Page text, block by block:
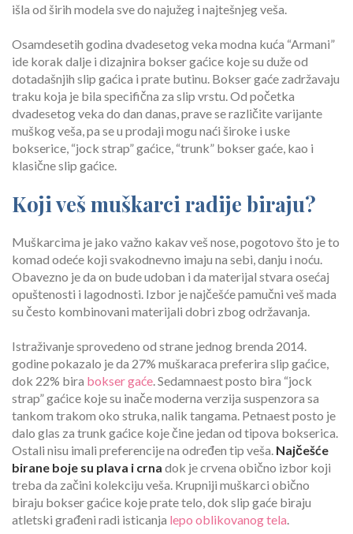
išla od širih modela sve do najužeg i najtešnjeg veša.
Osamdesetih godina dvadesetog veka modna kuća “Armani”
ide korak dalje i dizajnira bokser gaćice koje su duže od
dotadašnjih slip gaćica i prate butinu. Bokser gaće zadržavaju
traku koja je bila specifična za slip vrstu. Od početka
dvadesetog veka do dan danas, prave se različite varijante
muškog veša, pa se u prodaji mogu naći široke i uske
bokserice, “jock strap” gaćice, “trunk” bokser gaće, kao i
klasične slip gaćice.
Koji veš muškarci radije biraju?
Muškarcima je jako važno kakav veš nose, pogotovo što je to
komad odeće koji svakodnevno imaju na sebi, danju i noću.
Obavezno je da on bude udoban i da materijal stvara osećaj
opuštenosti i lagodnosti. Izbor je najčešće pamučni veš mada
su često kombinovani materijali dobri zbog održavanja.
Istraživanje sprovedeno od strane jednog brenda 2014.
godine pokazalo je da 27% muškaraca preferira slip gaćice,
dok 22% bira bokser gaće. Sedamnaest posto bira “jock
strap” gaćice koje su inače moderna verzija suspenzora sa
tankom trakom oko struka, nalik tangama. Petnaest posto je
dalo glas za trunk gaćice koje čine jedan od tipova bokserica.
Ostali nisu imali preferencije na određen tip veša. Najčešće
birane boje su plava i crna dok je crvena obično izbor koji
treba da začini kolekciju veša. Krupniji muškarci obično
biraju bokser gaćice koje prate telo, dok slip gaće biraju
atletski građeni radi isticanja lepo oblikovanog tela.